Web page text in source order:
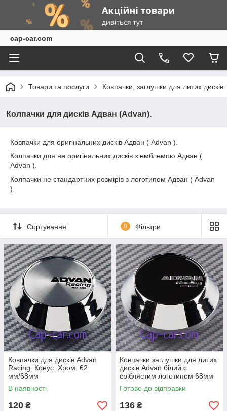
cap-car.com
Товари та послуги Ковпачки, заглушки для литих дисків.
Колпачки для дисків Адван (Advan).
Ковпачки для оригінальних дисків Адван ( Advan ).
Колпачки для не оригінальних дисків з емблемою Адван (
Advan ).
Колпачки не стандартних розмірів з логотипом Адван ( Advan
).
Сортування 0 Фільтри
Ковпачки для дисків Advan
Racing. Конус. Хром. 62
мм/68мм
В наявності
120 ₴
Ковпачки заглушки для литих
дисків Advan білий c
сріблястим логотипом 68мм
Готово до відправки
136 ₴